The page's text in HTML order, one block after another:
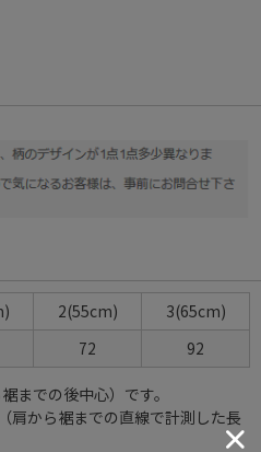
2(55cm)
3(65cm)
72 92
までの後中心）です。
肩から裾までの直線で計測した長